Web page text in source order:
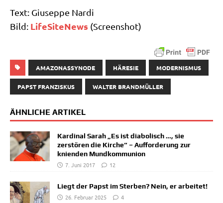
Text: Giu­sep­pe Nar­di
Bild: Life­Si­teNews (Screen­shot)
AMAZONASSYNODE HÄRESIE MODERNISMUS
PAPST FRANZISKUS WALTER BRANDMÜLLER
ÄHNLICHE ARTIKEL
Kardinal Sarah „Es ist diabolisch …, sie
zerstören die Kirche“ – Aufforderung zur
knienden Mundkommunion
7. Juni 2017
12
Liegt der Papst im Sterben? Nein, er arbeitet!
26. Februar 2025
4